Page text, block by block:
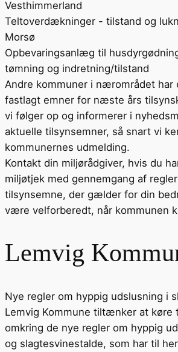
Teltoverdækninger - tilstand og
Opbevaringsanlæg til
tømning og indretning/tilstand
Andre kommuner i nærområdet har
fastlagt emner for næste års
vi følger op og informerer i
aktuelle tilsynsemner, så snart vi
kommunernes udmelding.
Kontakt din miljørådgiver, hvis du
miljøtjek med gennemgang af
tilsynsemne, der gælder for din
være velforberedt, når kommunen
Lemvig
Nye regler om hyppig udslusning i
Lemvig Kommune tiltænker at køre
omkring de nye regler om hyppig
og slagtesvinestalde, som har til